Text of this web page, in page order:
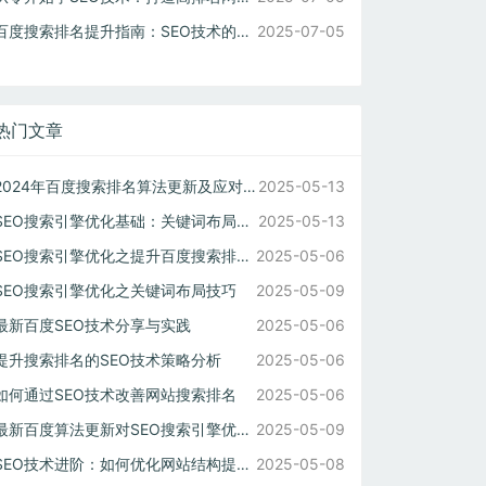
百度搜索排名提升指南：SEO技术的关键要素解析 2025-07-05
门文章
2024年百度搜索排名算法更新及应对方法 2025-05-13
SEO搜索引擎优化基础：关键词布局与内容策略 2025-05-13
SEO搜索引擎优化之提升百度搜索排名技巧 2025-05-06
搜索引擎优化之关键词布局技巧
2025-05-09
新百度SEO技术分享与实践
2025-05-06
升搜索排名的SEO技术策略分析
2025-05-06
何通过SEO技术改善网站搜索排名
2025-05-06
最新百度算法更新对SEO搜索引擎优化的影响分析 2025-05-09
SEO技术进阶：如何优化网站结构提高排名 2025-05-08